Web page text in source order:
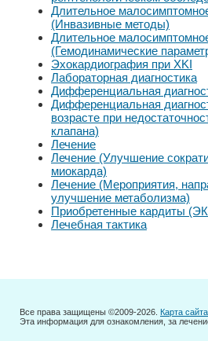
Длительное
(Инвазивные методы)
Длительное
(Гемодинамические
Эхокардиография при XKI
Лабораторная диагностика
Дифференциальная
Дифференциальная
возрасте при
клапана)
Лечение
Лечение (Улучшение
миокарда)
Лечение (Мероприятия,
улучшение метаболизма)
Приобретенные кардиты
Лечебная тактика
Все права защищены ©2009-2026. Карта сайта
Эта информация для ознакомления, за